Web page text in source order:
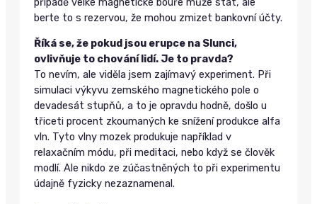
berte to s rezervou, že mohou zmizet bankovní účty.
Říká se, že pokud jsou erupce na Slunci,
ovlivňuje to chování lidí. Je to pravda?
To nevím, ale viděla jsem zajímavý experiment. Při
simulaci výkyvu zemského magnetického pole o
devadesát stupňů, a to je opravdu hodně, došlo u
třiceti procent zkoumaných ke snížení produkce alfa
vln. Tyto vlny mozek produkuje například v
relaxačním módu, při meditaci, nebo když se člověk
modlí. Ale nikdo ze zúčastněných to při experimentu
údajně fyzicky nezaznamenal.